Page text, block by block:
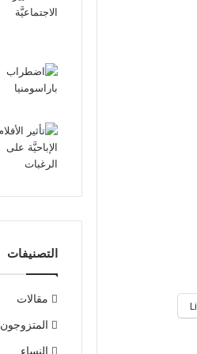
التصنيفات
مقالات
المتزوجون
النساء